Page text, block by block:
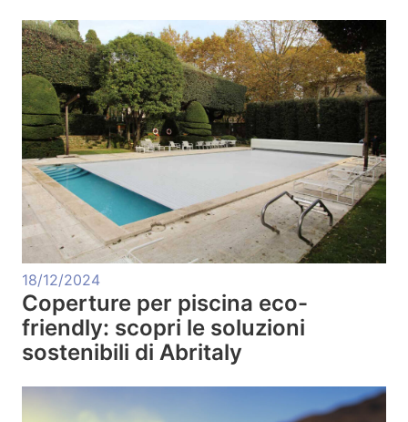
18/12/2024
Coperture per piscina eco-
friendly: scopri le soluzioni
sostenibili di Abritaly